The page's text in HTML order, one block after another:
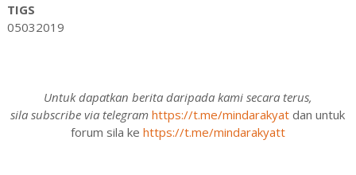
TIGS
05032019
Untuk dapatkan berita daripada kami secara terus,
sila subscribe via telegram https://t.me/mindarakyat dan untuk
forum sila ke https://t.me/mindarakyatt